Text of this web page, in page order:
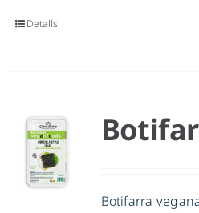
Detalls
Botifarra